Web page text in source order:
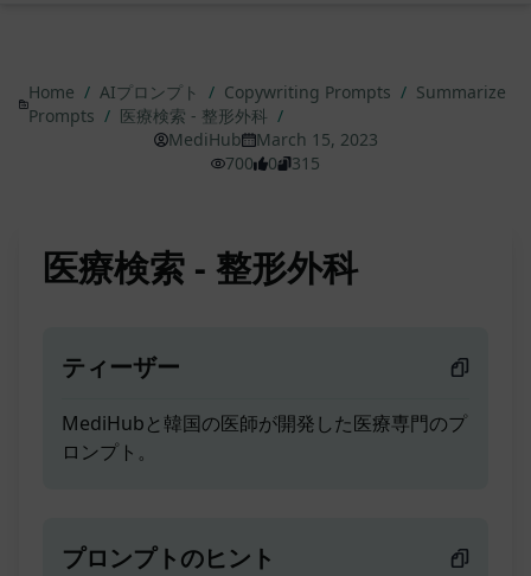
Home / AIプロンプト / Copywriting Prompts / Summarize
Prompts / 医療検索 - 整形外科 /
MediHub
March 15, 2023
700
0 315
医療検索 - 整形外科
ティーザー
MediHubと韓国の医師が開発した医療専門のプ
ロンプト。
プロンプトのヒント